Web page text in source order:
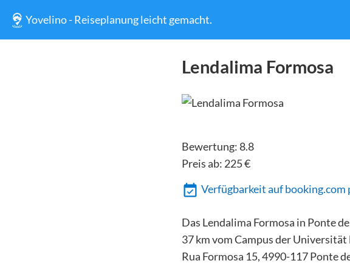
Yovelino - Reiseplanung leicht gemacht.
Lendalima Formosa
Bewertung: 8.8
Preis ab: 225€
Verfügbarkeit auf booking.com
Das Lendalima Formosa in Ponte
37 km vom Campus der
Rua Formosa 15, 4990-117 Ponte